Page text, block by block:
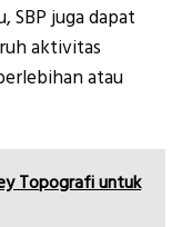
SBP juga dapat
aktivitas
atau
Topografi untuk